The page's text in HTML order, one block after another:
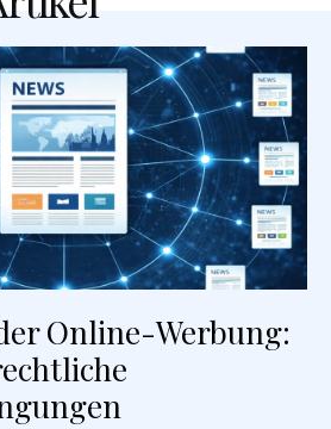
Online-Werbung: